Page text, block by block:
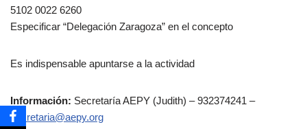
5102 0022 6260
Especificar “Delegación Zaragoza” en el concepto
Es indispensable apuntarse a la actividad
Información: Secretaría AEPY (Judith) – 932374241 –
secretaria@aepy.org